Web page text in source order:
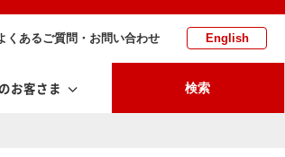
くあるご質問・お問い合わせ English
お客さま 検索